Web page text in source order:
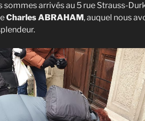
sommes arrivés au 5 rue Strauss-
Charles ABRAHAM, auquel nous